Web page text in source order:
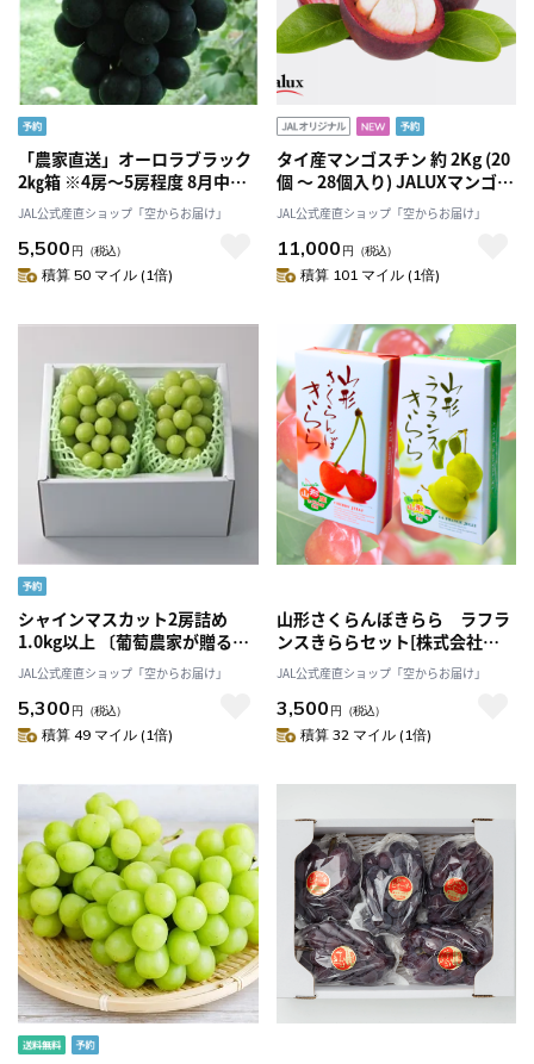
「農家直送」オーロラブラック
2㎏箱 ※4房～5房程度 8月中旬
以降発送予定 岡山県和気町産
[松石農園]
JAL公式産直ショップ「空からお届け」
5,500 円 （税込）
積算 50 マイル (1倍)
タイ産マンゴスチン 約 2Kg (20
個 ～ 28個入り) JALUXマンゴス
チン 8/13-15頃お届け(タイから
JAL便で産地直送)
JAL公式産直ショップ「空からお届け」
11,000 円 （税込）
積算 101 マイル (1倍)
シャインマスカット2房詰め
1.0kg以上 〔葡萄農家が贈る〕
こだわりの美味しさ「Nini
farm」〔8月下旬～発送〕
JAL公式産直ショップ「空からお届け」
5,300 円 （税込）
積算 49 マイル (1倍)
山形さくらんぼきらら ラフラ
ンスきららセット[株式会社
VRIHCe]
JAL公式産直ショップ「空からお届け」
3,500 円 （税込）
積算 32 マイル (1倍)